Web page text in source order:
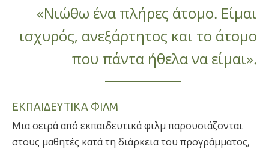
«Νιώθω ένα πλήρες άτομο. Είμαι
ισχυρός, ανεξάρτητος και το άτομο
που πάντα ήθελα να είμαι».
ΕΚΠΑΙΔΕΥΤΙΚΑ ΦΙΛΜ
Μια σειρά από εκπαιδευτικά φιλμ παρουσιάζονται
στους μαθητές κατά τη διάρκεια του προγράμματος,